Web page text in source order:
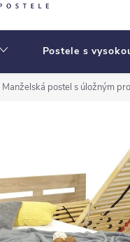
Postele s
Manželská postel s úložným